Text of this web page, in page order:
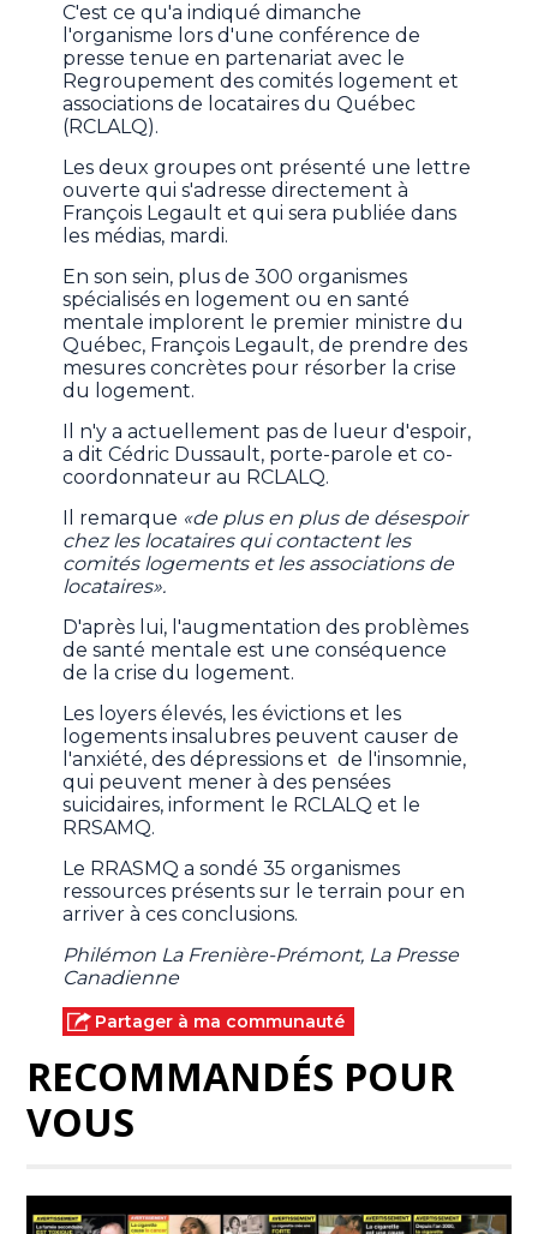
C'est ce qu'a indiqué dimanche
l'organisme lors d'une conférence de
presse tenue en partenariat avec le
Regroupement des comités logement et
associations de locataires du Québec
(RCLALQ).
Les deux groupes ont présenté une lettre
ouverte qui s'adresse directement à
François Legault et qui sera publiée dans
les médias, mardi.
En son sein, plus de 300 organismes
spécialisés en logement ou en santé
mentale implorent le premier ministre du
Québec, François Legault, de prendre des
mesures concrètes pour résorber la crise
du logement.
Il n'y a actuellement pas de lueur d'espoir,
a dit Cédric Dussault, porte-parole et co-
coordonnateur au RCLALQ.
Il remarque «de plus en plus de désespoir
chez les locataires qui contactent les
comités logements et les associations de
locataires».
D'après lui, l'augmentation des problèmes
de santé mentale est une conséquence
de la crise du logement.
Les loyers élevés, les évictions et les
logements insalubres peuvent causer de
l'anxiété, des dépressions et de l'insomnie,
qui peuvent mener à des pensées
suicidaires, informent le RCLALQ et le
RRSAMQ.
Le RRASMQ a sondé 35 organismes
ressources présents sur le terrain pour en
arriver à ces conclusions.
Philémon La Frenière-Prémont, La Presse
Canadienne
Partager à ma communauté
RECOMMANDÉS POUR
VOUS